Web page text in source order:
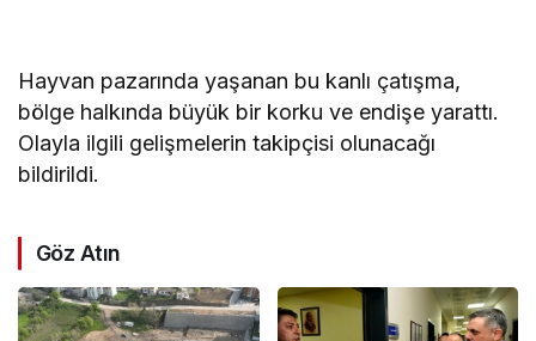
Hayvan pazarında yaşanan bu kanlı çatışma,
bölge halkında büyük bir korku ve endişe yarattı.
Olayla ilgili gelişmelerin takipçisi olunacağı
bildirildi.
Göz Atın